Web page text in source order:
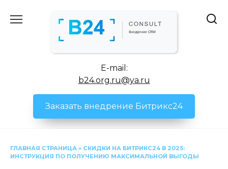
E-mail:
b24.org.ru@ya.ru
Заказать внедрение Битрикс24
ГЛАВНАЯ СТРАНИЦА » СКИДКИ НА БИТРИКС24 В 2025:
ИНСТРУКЦИЯ ПО ПОЛУЧЕНИЮ МАКСИМАЛЬНОЙ ВЫГОДЫ